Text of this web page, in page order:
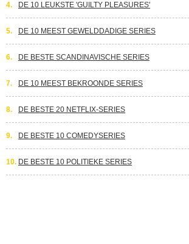
4. DE 10 LEUKSTE 'GUILTY PLEASURES'
5. DE 10 MEEST GEWELDDADIGE SERIES
6. DE BESTE SCANDINAVISCHE SERIES
7. DE 10 MEEST BEKROONDE SERIES
8. DE BESTE 20 NETFLIX-SERIES
9. DE BESTE 10 COMEDYSERIES
10. DE BESTE 10 POLITIEKE SERIES